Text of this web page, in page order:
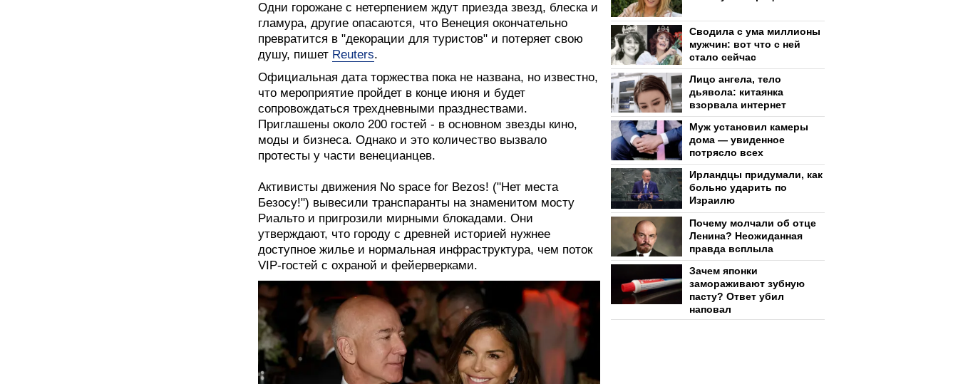
Одни горожане с нетерпением ждут приезда звезд, блеска и
гламура, другие опасаются, что Венеция окончательно
превратится в "декорации для туристов" и потеряет свою
душу, пишет Reuters.
Официальная дата торжества пока не названа, но известно,
что мероприятие пройдет в конце июня и будет
сопровождаться трехдневными празднествами.
Приглашены около 200 гостей - в основном звезды кино,
моды и бизнеса. Однако и это количество вызвало
протесты у части венецианцев.
Активисты движения No space for Bezos! ("Нет места
Безосу!") вывесили транспаранты на знаменитом мосту
Риальто и пригрозили мирными блокадами. Они
утверждают, что городу с древней историей нужнее
доступное жилье и нормальная инфраструктура, чем поток
VIP-гостей с охраной и фейерверками.